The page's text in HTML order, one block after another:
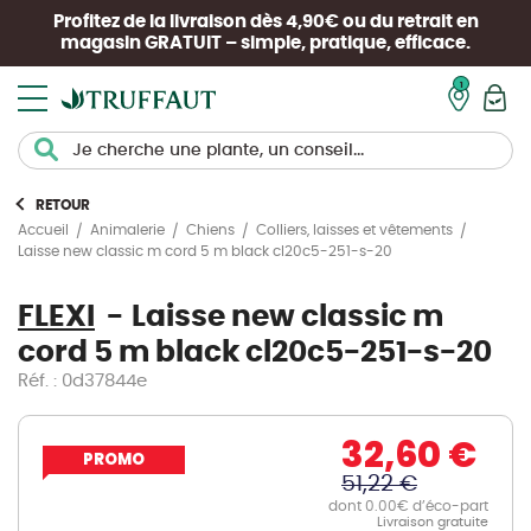
Profitez de la livraison dès 4,90€ ou du retrait en
magasin GRATUIT – simple, pratique, efficace.
RETOUR
Accueil
Animalerie Chiens
Colliers, laisses et vêtements
Laisse new classic m cord 5 m black cl20c5-251-s-20
FLEXI
Laisse new classic m
cord 5 m black cl20c5-251-s-20
Réf. : 0d37844e
PROMO 32,60 €
51,22 €
dont 0.00€ d’éco-part
Livraison gratuite